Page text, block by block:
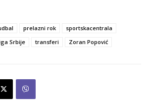
prelazni rok
sportskacentrala
Srbije transferi Zoran Popović